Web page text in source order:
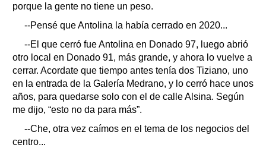
porque la gente no tiene un peso.
--Pensé que Antolina la había cerrado en 2020...
--El que cerró fue Antolina en Donado 97, luego abrió
otro local en Donado 91, más grande, y ahora lo vuelve a
cerrar. Acordate que tiempo antes tenía dos Tiziano, uno
en la entrada de la Galería Medrano, y lo cerró hace unos
años, para quedarse solo con el de calle Alsina. Según
me dijo, “esto no da para más”.
--Che, otra vez caímos en el tema de los negocios del
centro...